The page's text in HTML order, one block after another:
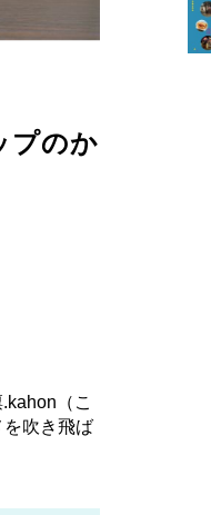
プのか
（こ
吹き飛ば